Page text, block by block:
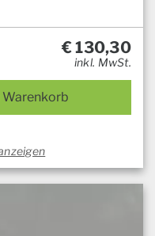
€130,30
inkl. MwSt.
Warenkorb